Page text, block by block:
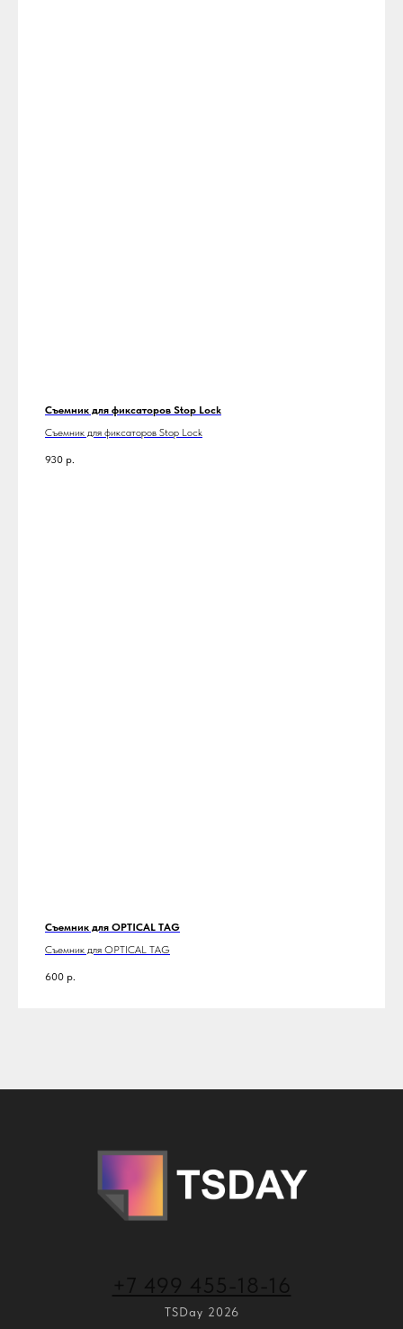
Съемник для фиксаторов Stop Lock
Съемник для фиксаторов Stop Lock
930 р.
Съемник для OPTICAL TAG
Съемник для OPTICAL TAG
600 р.
+7 499 455-18-16
TSDay 2026